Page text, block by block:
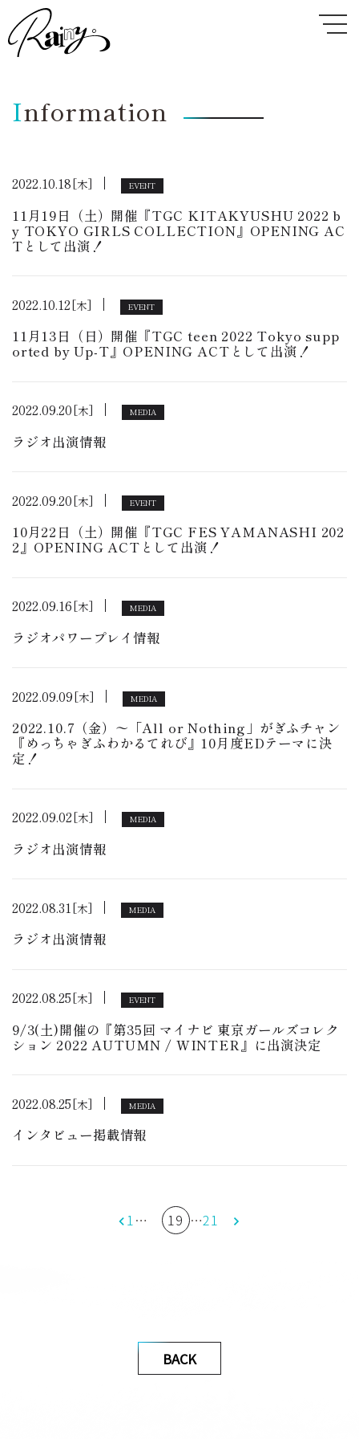
Information
2022.10.18 [木] EVENT
11月19日（土）開催『TGC KITAKYUSHU 2022 b
y TOKYO GIRLS COLLECTION』OPENING AC
Tとして出演！
2022.10.12[木] EVENT
11月13日（日）開催『TGC teen 2022 Tokyo supp
orted by Up-T』OPENING ACTとして出演！
2022.09.20 [木] MEDIA
ラジオ出演情報
2022.09.20[木] EVENT
10月22日（土）開催『TGC FES YAMANASHI 202
2』OPENING ACTとして出演！
2022.09.16 [木] MEDIA
ラジオパワープレイ情報
2022.09.09[木] MEDIA
2022.10.7（金）〜「All or Nothing」がぎふチャン
『めっちゃぎふわかるてれび』10月度EDテーマに決
定！
2022.09.02 [木] MEDIA
ラジオ出演情報
2022.08.31 [木] MEDIA
ラジオ出演情報
2022.08.25[木] EVENT
9/3(土)開催の『第35回 マイナビ 東京ガールズコレク
ション 2022 AUTUMN / WINTER』に出演決定
2022.08.25[木] MEDIA
インタビュー掲載情報
1… 19 …21
BACK